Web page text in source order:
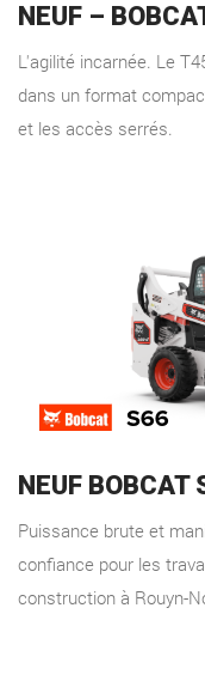
NEUF –
L'agilité incarnée. Le
dans un format
et les accès serrés.
NEUF
Puissance brute et
confiance pour les
construction à Rouyn-